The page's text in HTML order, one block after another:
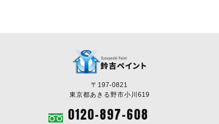
〒197-0821
東京都あきる野市小川619
0120-897-608